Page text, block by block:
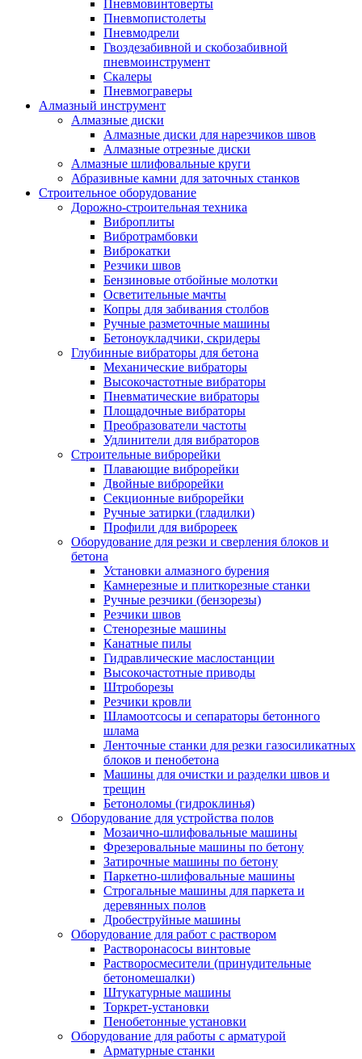
Пневмовинтоверты
Пневмопистолеты
Пневмодрели
Гвоздезабивной и скобозабивной
пневмоинструмент
Скалеры
Пневмограверы
Алмазный инструмент
Алмазные диски
Алмазные диски для нарезчиков швов
Алмазные отрезные диски
Алмазные шлифовальные круги
Абразивные камни для заточных станков
Строительное оборудование
Дорожно-строительная техника
Виброплиты
Вибротрамбовки
Виброкатки
Резчики швов
Бензиновые отбойные молотки
Осветительные мачты
Копры для забивания столбов
Ручные разметочные машины
Бетоноукладчики, скридеры
Глубинные вибраторы для бетона
Механические вибраторы
Высокочастотные вибраторы
Пневматические вибраторы
Площадочные вибраторы
Преобразователи частоты
Удлинители для вибраторов
Строительные виброрейки
Плавающие виброрейки
Двойные виброрейки
Секционные виброрейки
Ручные затирки (гладилки)
Профили для виброреек
Оборудование для резки и сверления блоков и
бетона
Установки алмазного бурения
Камнерезные и плиткорезные станки
Ручные резчики (бензорезы)
Резчики швов
Стенорезные машины
Канатные пилы
Гидравлические маслостанции
Высокочастотные приводы
Штроборезы
Резчики кровли
Шламоотсосы и сепараторы бетонного
шлама
Ленточные станки для резки газосиликатных
блоков и пенобетона
Машины для очистки и разделки швов и
трещин
Бетоноломы (гидроклинья)
Оборудование для устройства полов
Мозаично-шлифовальные машины
Фрезеровальные машины по бетону
Затирочные машины по бетону
Паркетно-шлифовальные машины
Строгальные машины для паркета и
деревянных полов
Дробеструйные машины
Оборудование для работ с раствором
Растворонасосы винтовые
Растворосмесители (принудительные
бетономешалки)
Штукатурные машины
Торкрет-установки
Пенобетонные установки
Оборудование для работы с арматурой
Арматурные станки